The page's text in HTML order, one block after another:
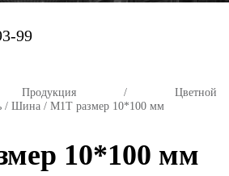
99
Продукция/ Цветной
/ Шина / М1Т размер 10*100 мм
10*100 мм